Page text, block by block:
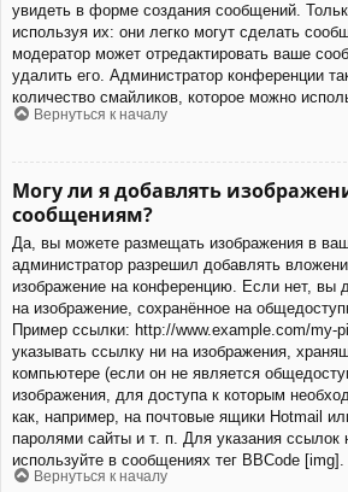
увидеть в форме создания сообщений.
используя их: они легко могут сделать
модератор может отредактировать ваше
удалить его. Администратор конференции
количество смайликов, которое можно
Вернуться к началу
Могу ли я добавлять
сообщениям?
Да, вы можете размещать изображения в
администратор разрешил добавлять
изображение на конференцию. Если нет, вы
на изображение, сохранённое на
Пример ссылки: http://www.example.com/my-
указывать ссылку ни на изображения,
компьютере (если он не является
изображения, для доступа к которым
как, например, на почтовые ящики Hotmail
паролями сайты и т. п. Для указания ссылок
используйте в сообщениях тег BBCode [img].
Вернуться к началу